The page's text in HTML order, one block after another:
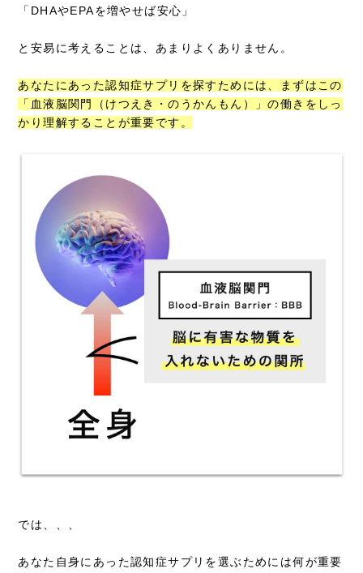
「DHAやEPAを増やせば安心」
と安易に考えることは、あまりよくありません。
あなたにあった認知症サプリを探すためには、まずはこの
「血液脳関門（けつえき・のうかんもん）」の働きをしっ
かり理解することが重要です。
では、、、
あなた自身にあった認知症サプリを選ぶためには何が重要